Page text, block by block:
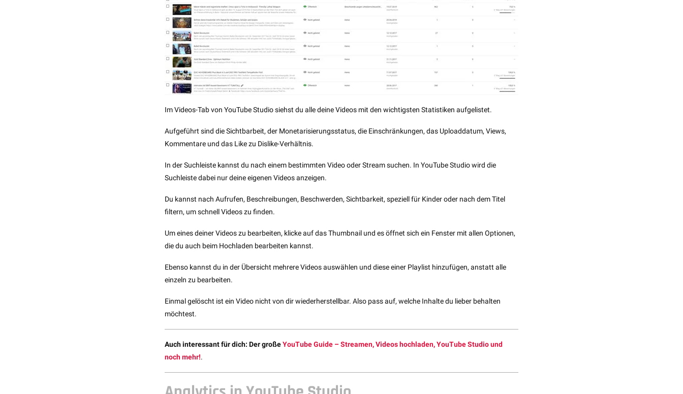
Im Videos-Tab von YouTube Studio siehst du alle deine Videos mit den wichtigsten Statistiken aufgelistet.
Aufgeführt sind die Sichtbarbeit, der Monetarisierungsstatus, die Einschränkungen, das Uploaddatum, Views,
Kommentare und das Like zu Dislike-Verhältnis.
In der Suchleiste kannst du nach einem bestimmten Video oder Stream suchen. In YouTube Studio wird die
Suchleiste dabei nur deine eigenen Videos anzeigen.
Du kannst nach Aufrufen, Beschreibungen, Beschwerden, Sichtbarkeit, speziell für Kinder oder nach dem Titel
filtern, um schnell Videos zu finden.
Um eines deiner Videos zu bearbeiten, klicke auf das Thumbnail und es öffnet sich ein Fenster mit allen Optionen,
die du auch beim Hochladen bearbeiten kannst.
Ebenso kannst du in der Übersicht mehrere Videos auswählen und diese einer Playlist hinzufügen, anstatt alle
einzeln zu bearbeiten.
Einmal gelöscht ist ein Video nicht von dir wiederherstellbar. Also pass auf, welche Inhalte du lieber behalten
möchtest.
Auch interessant für dich: Der großeYouTube Guide – Streamen, Videos hochladen, YouTube Studio und
noch mehr!.